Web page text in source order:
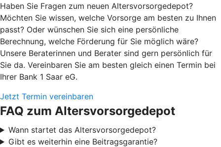
Haben Sie Fragen zum neuen Altersvorsorgedepot?
Möchten Sie wissen, welche Vorsorge am besten zu Ihnen
passt? Oder wünschen Sie sich eine persönliche
Berechnung, welche Förderung für Sie möglich wäre?
Unsere Beraterinnen und Berater sind gern persönlich für
Sie da. Vereinbaren Sie am besten gleich einen Termin bei
Ihrer Bank 1 Saar eG.
Jetzt Termin vereinbaren
FAQ zum Altersvorsorgedepot
Wann startet das Altersvorsorgedepot?
Gibt es weiterhin eine Beitragsgarantie?